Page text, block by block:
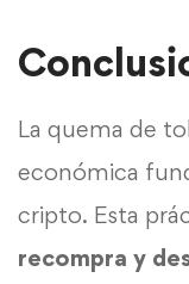
La quema de
económica
cripto. Esta
recompra y